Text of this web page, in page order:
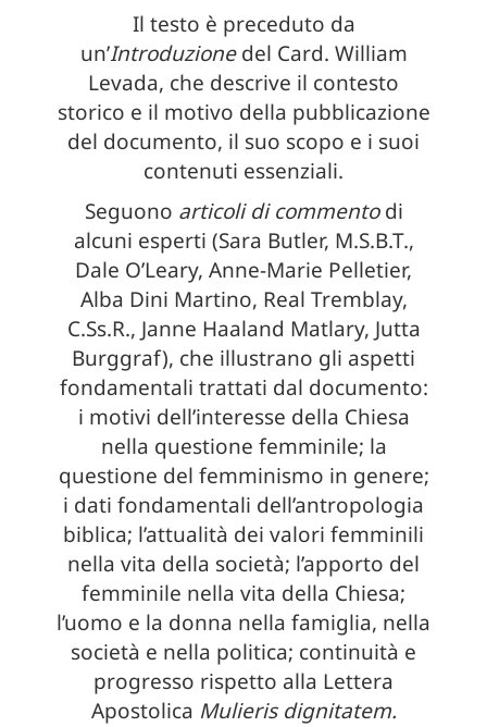
Il testo è preceduto da
un’Introduzionedel Card. William
Levada, che descrive il contesto
storico e il motivo della pubblicazione
del documento, il suo scopo e i suoi
contenuti essenziali.
Seguono articoli di commentodi
alcuni esperti (Sara Butler, M.S.B.T.,
Dale O’Leary, Anne-Marie Pelletier,
Alba Dini Martino, Real Tremblay,
C.Ss.R., Janne Haaland Matlary, Jutta
Burggraf), che illustrano gli aspetti
fondamentali trattati dal documento:
i motivi dell’interesse della Chiesa
nella questione femminile; la
questione del femminismo in genere;
i dati fondamentali dell’antropologia
biblica; l’attualità dei valori femminili
nella vita della società; l’apporto del
femminile nella vita della Chiesa;
l’uomo e la donna nella famiglia, nella
società e nella politica; continuità e
progresso rispetto alla Lettera
Apostolica Mulieris dignitatem.